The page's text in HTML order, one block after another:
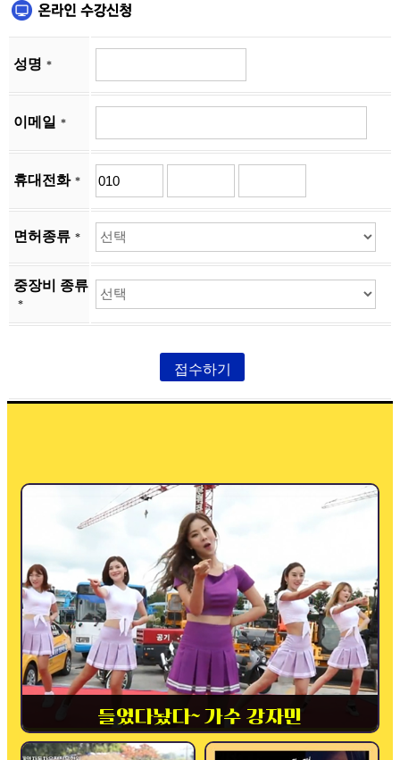
성명 *
이메일 *
휴대전화 *
면허종류 *
중장비 종류
*
접수하기
들었다놨다~ 가수 강자민